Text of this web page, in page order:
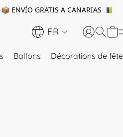
ENVÍO GRATIS A CANARIAS 🇮🇨
FR
Ballons Décorations de fête